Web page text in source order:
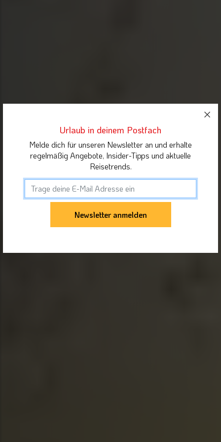
Urlaub in deinem Postfach
Melde dich für unseren Newsletter an und erhalte
regelmäßig Angebote, Insider-Tipps und aktuelle
Reisetrends.